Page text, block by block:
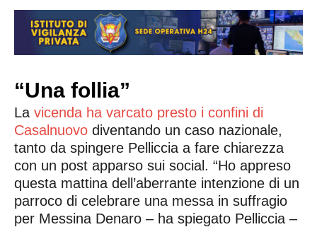
“Una follia”
La vicenda ha varcato presto i confini di
Casalnuovo diventando un caso nazionale,
tanto da spingere Pelliccia a fare chiarezza
con un post apparso sui social. “Ho appreso
questa mattina dell’aberrante intenzione di un
parroco di celebrare una messa in suffragio
per Messina Denaro – ha spiegato Pelliccia –